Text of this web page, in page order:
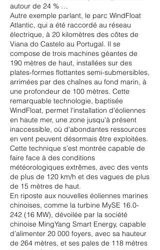
autour de 24 % …
Autre exemple parlant, le parc WindFloat
Atlantic, qui a été raccordé au réseau
électrique, à 20 kilomètres des côtes de
Viana do Castelo au Portugal. Il se
compose de trois machines géantes de
190 mètres de haut, installées sur des
plates-formes flottantes semi-submersibles,
arrimées par des chaînes au fond marin, à
une profondeur de 100 mètres. Cette
remarquable technologie, baptisée
WindFloat, permet l'installation d'éoliennes
en haute mer, une zone jusqu'à présent
inaccessible, où d'abondantes ressources
en vent peuvent désormais être exploitées.
Cette technique s’est montrée capable de
faire face à des conditions
météorologiques extrêmes, avec des vents
de plus de 120 km/h et des vagues de plus
de 15 mètres de haut.
En riposte aux nouvelles éoliennes marines
chinoises, comme la turbine MySE 16.0-
242 (16 MW), dévoilée par la société
chinoise MingYang Smart Energy, capable
d’alimenter 20 000 foyers, avec sa hauteur
de 264 mètres, et ses pales de 118 mètres